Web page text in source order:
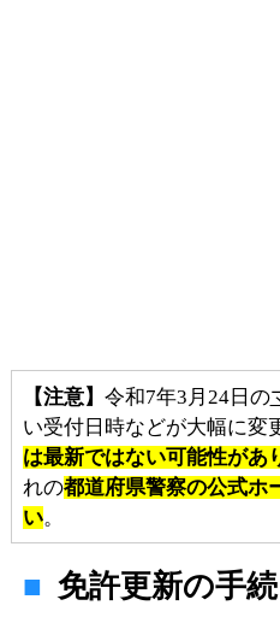
【注意】 令和7年3月24日の
い受付日時などが大幅に変
は最新ではない可能性があ
れの都道府県警察の公式ホ
い。
免許更新の手続